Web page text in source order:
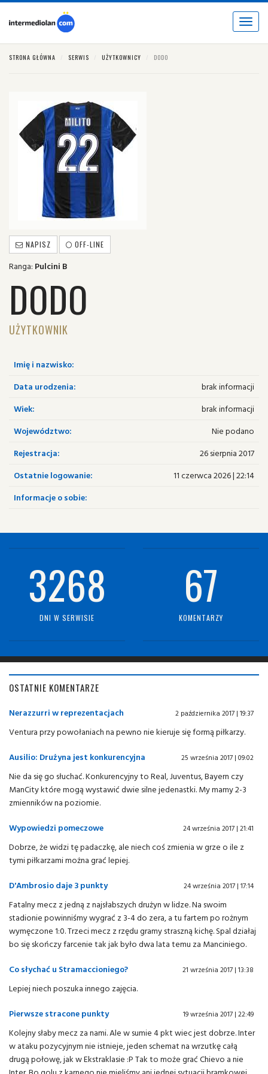
Toggle
STRONA GŁÓWNA SERWIS UŻYTKOWNICY DODO
NAPISZ OFF-LINE
Ranga: Pulcini B
DODO
UŻYTKOWNIK
Imię i nazwisko:
Data urodzenia:
brak informacji
Wiek:
brak informacji
Województwo:
Nie podano
Rejestracja:
26 sierpnia 2017
Ostatnie logowanie:
11 czerwca 2026 | 22:14
Informacje o sobie:
3268
DNI W SERWISIE
67
KOMENTARZY
OSTATNIE KOMENTARZE
Nerazzurri w reprezentacjach 2 października 2017 | 19:37
Ventura przy powołaniach na pewno nie kieruje się formą piłkarzy.
Ausilio: Drużyna jest konkurencyjna
25 września 2017 | 09:02
Nie da się go słuchać. Konkurencyjny to Real, Juventus, Bayern czy
ManCity które mogą wystawić dwie silne jedenastki. My mamy 2-3
zmienników na poziomie.
Wypowiedzi pomeczowe
24 września 2017 | 21:41
Dobrze, że widzi tę padaczkę, ale niech coś zmienia w grze o ile z
tymi piłkarzami można grać lepiej.
D'Ambrosio daje 3 punkty
24 września 2017 | 17:14
Fatalny mecz z jedną z najsłabszych drużyn w lidze. Na swoim
stadionie powinniśmy wygrać z 3-4 do zera, a tu fartem po rożnym
wymęczone 1:0. Trzeci mecz z rzędu gramy straszną kichę. Spal działaj
bo się skończy farcenie tak jak było dwa lata temu za Manciniego.
Co słychać u Stramaccioniego?
21 września 2017 | 13:38
Lepiej niech poszuka innego zajęcia.
Pierwsze stracone punkty
19 września 2017 | 22:49
Kolejny słaby mecz za nami. Ale w sumie 4 pkt wiec jest dobrze. Inter
w ataku pozycyjnym nie istnieje, jeden schemat na wrzutkę całą
drugą połowę, jak w Ekstraklasie :P Tak to może grać Chievo a nie